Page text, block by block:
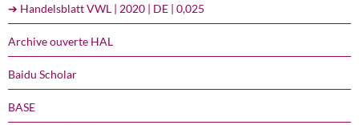
➔ Handelsblatt VWL | 2020 | DE | 0,025
Archive ouverte HAL
Baidu Scholar
BASE